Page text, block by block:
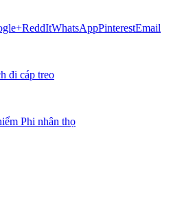
ReddItWhatsAppPinterestEmail
đi cáp treo
Phi nhân thọ